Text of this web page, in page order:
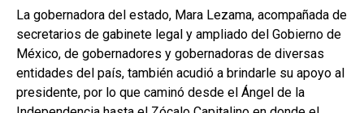
La gobernadora del estado, Mara Lezama, acompañada de
secretarios de gabinete legal y ampliado del Gobierno de
México, de gobernadores y gobernadoras de diversas
entidades del país, también acudió a brindarle su apoyo al
presidente, por lo que caminó desde el Ángel de la